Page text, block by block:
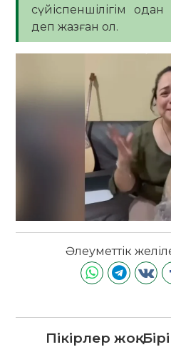
сүйіспеншілігім
деп жазған ол.
Әлеуметтік
Пікірлер жоқ.